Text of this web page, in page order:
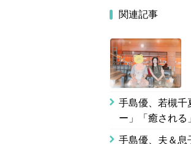
関連記事
手島優、若槻千
ー」「癒される
手島優、夫＆息